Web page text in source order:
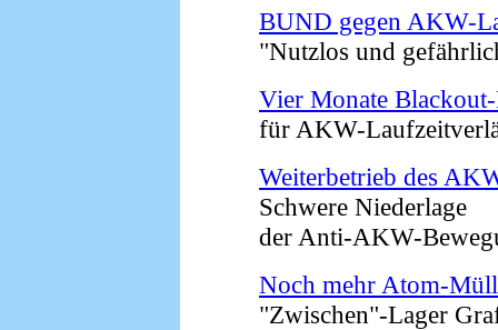
BUND gegen AKW-
"Nutzlos und
Vier Monate
für AKW-
Weiterbetrieb des
Schwere Niederlage
der Anti-AKW-
Noch mehr Atom-
"Zwischen"-Lager